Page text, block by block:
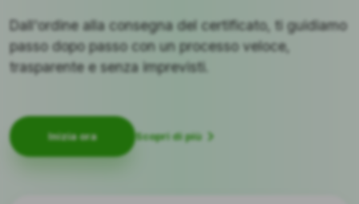
Dall'ordine alla consegna del certificato, ti guidiamo
passo dopo passo con un processo veloce,
trasparente e senza imprevisti.
Inizia ora Scopri di più